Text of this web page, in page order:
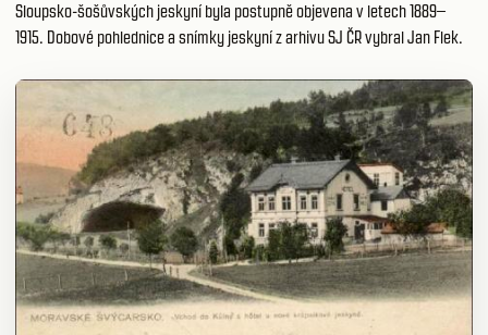
Sloupsko-šošůvských jeskyní byla postupně objevena v letech 1889–
1915. Dobové pohlednice a snímky jeskyní z arhivu SJ ČR vybral Jan Flek.